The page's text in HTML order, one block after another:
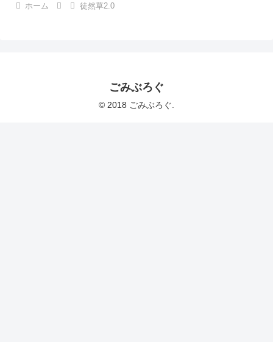
ホーム 徒然草2.0
ごみぶろぐ
© 2018 ごみぶろぐ.